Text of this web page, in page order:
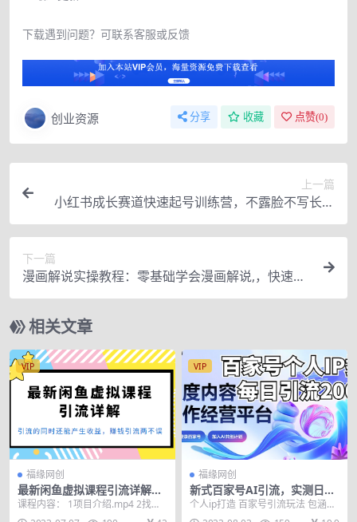
下载遇到问题？可联系客服或反馈
创业资源 分享 收藏 点赞(0)
上一篇
小红书成长赛道快速起号训练营，不露脸不写长文
不拍视频，0粉丝冷启动变现之路
下一篇
漫画解说实操教程：零基础学会漫画解说,，快速起
号+文案写作+漫画剪辑（全部流程）
相关文章
VIP
福缘网创
最新闲鱼虚拟课程引流详解，
引流的同时还能产生收益，赚
钱引流两不误
课程内容： 1项目介绍.mp4 2找到
对标账号.mp4 3实操教学.mp4 4
VIP
福缘网创
新式百家号AI引流，实测日引
流200+，VX都频繁了（详细
教程+实操）
个人ip打造 百家号引流玩法 包涵项
目逻辑 设置认证 账号分析 AI实操